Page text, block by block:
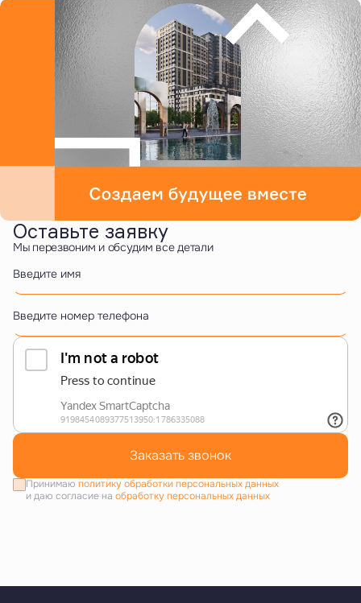
Оставьте заявку
Мы перезвоним и обсудим все детали
Введите имя
Введите номер телефона
Заказать звонок
Принимаю политику обработки персональных данных
и даю согласие на обработку персональных данных